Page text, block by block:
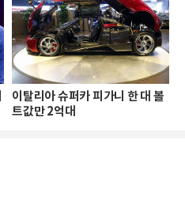
이탈리아 슈퍼카 피가니 한 대 볼
트값만 2억대